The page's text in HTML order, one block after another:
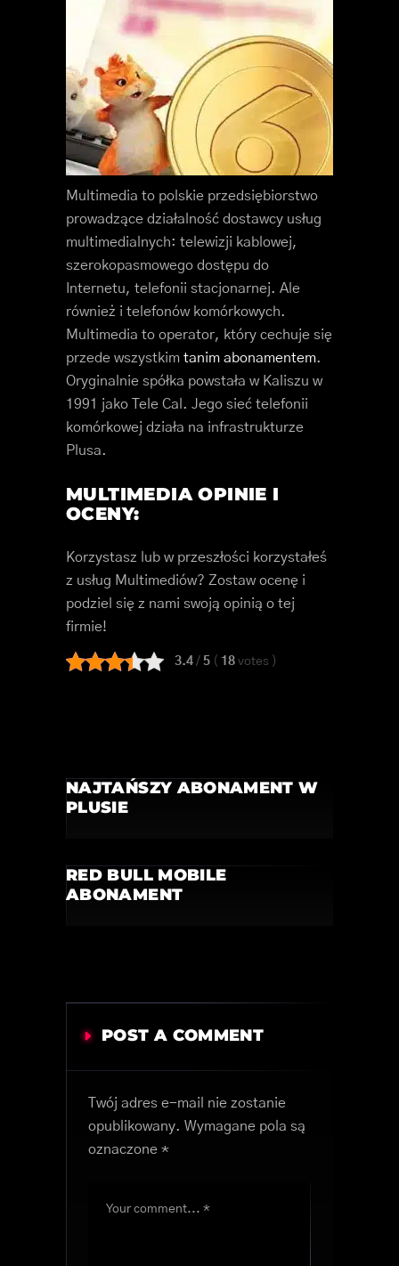
Multimedia to polskie przedsiębiorstwo
prowadzące działalność dostawcy usług
multimedialnych: telewizji kablowej,
szerokopasmowego dostępu do
Internetu, telefonii stacjonarnej. Ale
również i telefonów komórkowych.
Multimedia to operator, który cechuje się
przede wszystkim tanim abonamentem.
Oryginalnie spółka powstała w Kaliszu w
1991 jako Tele Cal. Jego sieć telefonii
komórkowej działa na infrastrukturze
Plusa.
MULTIMEDIA OPINIE I
OCENY:
Korzystasz lub w przeszłości korzystałeś
z usług Multimediów? Zostaw ocenę i
podziel się z nami swoją opinią o tej
firmie!
3.4 / 5 ( 18 votes )
NAJTAŃSZY ABONAMENT W
PLUSIE
RED BULL MOBILE
ABONAMENT
POST A COMMENT
Twój adres e-mail nie zostanie
opublikowany. Wymagane pola są
oznaczone *